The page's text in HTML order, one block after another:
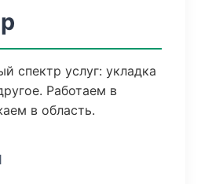
спектр услуг: укладка
Работаем в
в область.